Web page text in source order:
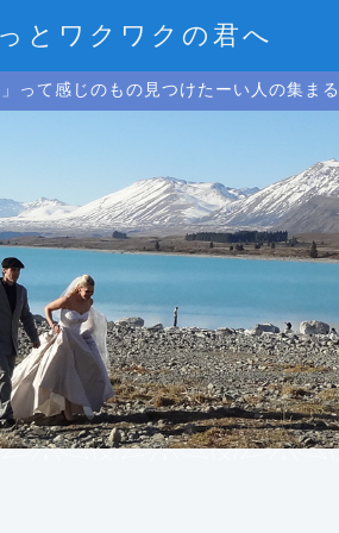
とワクワクの君へ
って感じのもの見つけたーい人の集ま